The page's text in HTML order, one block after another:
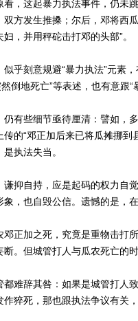
这起暴力执法事件，仍未跳
双方发生推搡；尔后，邓将西
，并用秤砣击打邓的头部”。
刻意规避“暴力执法”元素，
倒地死亡”等表述，也有意跟“
些细节亟待厘清：譬如，
的“邓正加后来已将瓜摊挪
执法失当。
自持，应是起码的权力自觉
，也自毁公信。遗憾的是，
加之死，究竟是重物击打所
。但城管打人与瓜农死亡的
辞其咎：如果是城管打人致
猝死，那也跟执法争议有关